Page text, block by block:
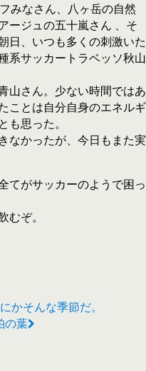
みなさん、八ヶ岳の自然
ージュの五十嵐さん 、そ
日、いつも多くの刺激いた
系サッカートラベッソ秋山
山さん。少ない時間ではあ
ことは自分自身のエネルギ
思った。
なかったが、今日もまた実
てがサッカーのようで困っ
ぞ。
かそんな季節だ。
の葉